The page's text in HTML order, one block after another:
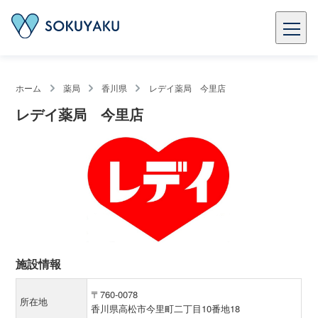
ホーム 薬局 香川県 レデイ薬局 今里店
レデイ薬局 今里店
施設情報
所在地
〒760-0078
香川県高松市今里町二丁目10番地18